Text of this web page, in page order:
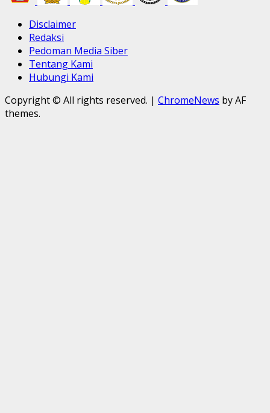
Disclaimer
Redaksi
Pedoman Media Siber
Tentang Kami
Hubungi Kami
Copyright © All rights reserved. | ChromeNews by AF
themes.